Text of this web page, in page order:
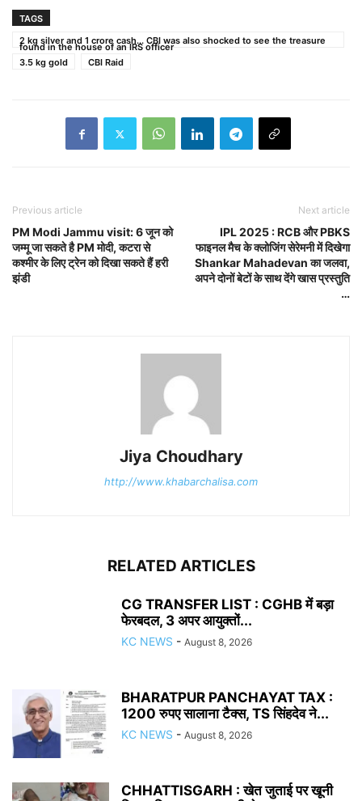
TAGS
2 kg silver and 1 crore cash... CBI was also shocked to see the treasure
found in the house of an IRS officer
3.5 kg gold
CBI Raid
Previous article
PM Modi Jammu visit: 6 जून को
जम्मू जा सकते है PM मोदी, कटरा से
कश्मीर के लिए ट्रेन को दिखा सकते हैं हरी
झंडी
Next article
IPL 2025 : RCB और PBKS
फाइनल मैच के क्लोजिंग सेरेमनी में दिखेगा
Shankar Mahadevan का जलवा,
अपने दोनों बेटों के साथ देंगे खास प्रस्तुति
…
Jiya Choudhary
http://www.khabarchalisa.com
RELATED ARTICLES
CG TRANSFER LIST : CGHB में बड़ा
फेरबदल, 3 अपर आयुक्तों...
KC NEWS - August 8, 2026
BHARATPUR PANCHAYAT TAX :
1200 रुपए सालाना टैक्स, TS सिंहदेव ने...
KC NEWS - August 8, 2026
CHHATTISGARH : खेत जुताई पर खूनी